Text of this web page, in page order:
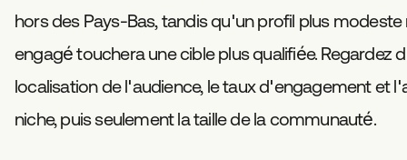
hors des Pays-Bas, tandis qu'un profil plus
engagé touchera une cible plus qualifiée. Regardez
localisation de l'audience, le taux d'engagement et
niche, puis seulement la taille de la communauté.